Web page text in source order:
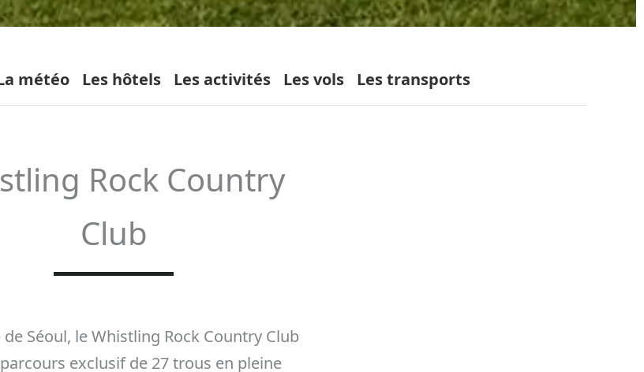
météo Les hôtels Les activités Les vols Les transports
Rock Country
Club
Séoul, le Whistling Rock Country Club
exclusif de 27 trous en pleine